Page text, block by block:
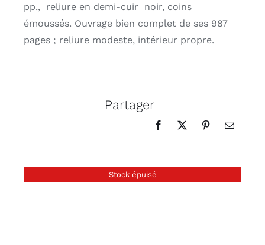
Stock épuisé
pp., reliure en demi-cuir noir, coins
émoussés. Ouvrage bien complet de ses 987
pages ; reliure modeste, intérieur propre.
Partager